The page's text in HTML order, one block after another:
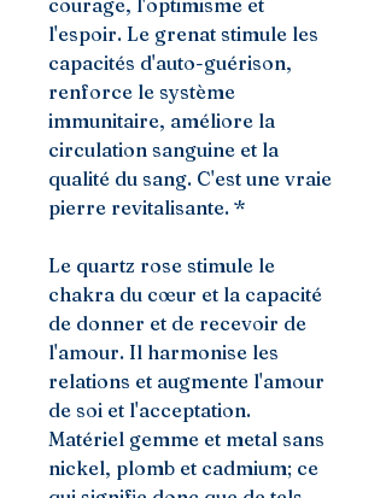
courage, l'optimisme et
l'espoir. Le grenat stimule les
capacités d'auto-guérison,
renforce le système
immunitaire, améliore la
circulation sanguine et la
qualité du sang. C'est une vraie
pierre revitalisante. *
Le quartz rose stimule le
chakra du cœur et la capacité
de donner et de recevoir de
l'amour. Il harmonise les
relations et augmente l'amour
de soi et l'acceptation.
Matériel gemme et metal sans
nickel, plomb et cadmium; ce